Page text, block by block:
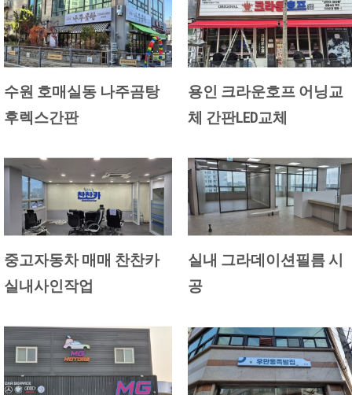
수원 호매실동 나주곰탕
후렉스간판
용인 크라운호프 어닝교
체 간판LED교체
중고자동차 매매 찬찬카
실내사인작업
실내 그라데이션필름 시
공